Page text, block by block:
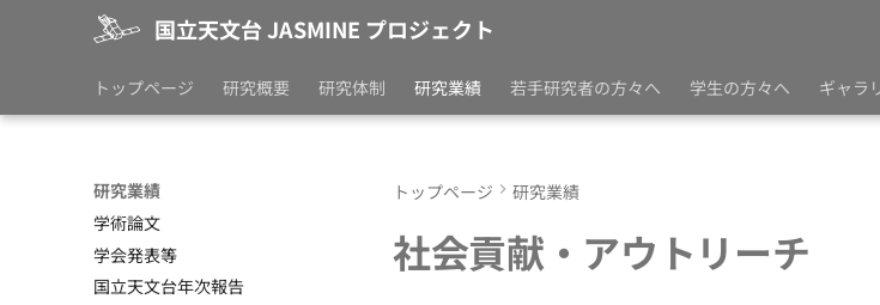
国立天文台 JASMINE プロジェクト
トップページ 研究概要 研究体制 研究業績 若手研究者の方々へ 学生の方々へ ギャラ
研究業績
学術論文
学会発表等
国立天文台年次報告
トップページ 研究業績
社会貢献・アウトリーチ